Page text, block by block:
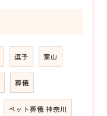
逗子 葉山
葬儀
ペット葬儀 神奈川